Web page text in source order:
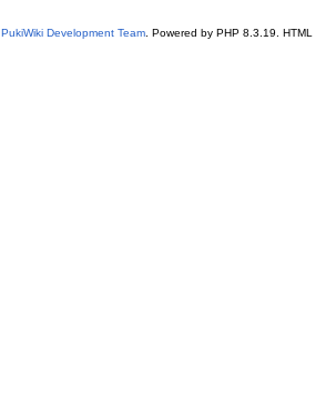
PukiWiki Development Team. Powered by PHP 8.3.19. HTML